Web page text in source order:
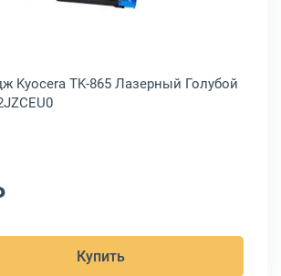
Kyocera TK-865 Лазерный Голубой
Купить